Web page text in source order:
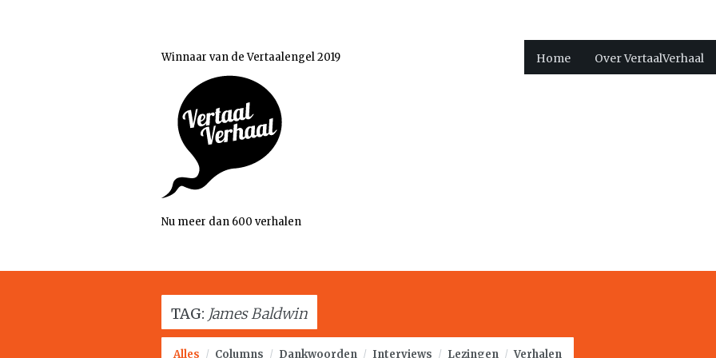
Winnaar van de Vertaalengel 2019
Nu meer dan 600 verhalen
Home Over VertaalVerhaal
TAG: James Baldwin
Alles / Columns / Dankwoorden / Interviews / Lezingen / Verhalen